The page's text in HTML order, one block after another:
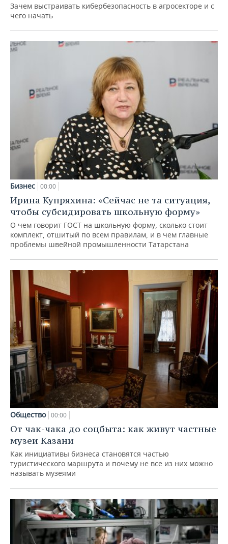
Зачем выстраивать кибербезопасность в агросекторе и с
чего начать
Бизнес 00:00
Ирина Купряхина: «Сейчас не та ситуация,
чтобы субсидировать школьную форму»
О чем говорит ГОСТ на школьную форму, сколько стоит
комплект, отшитый по всем правилам, и в чем главные
проблемы швейной промышленности Татарстана
Общество 00:00
От чак-чака до соцбыта: как живут частные
музеи Казани
Как инициативы бизнеса становятся частью
туристического маршрута и почему не все из них можно
называть музеями